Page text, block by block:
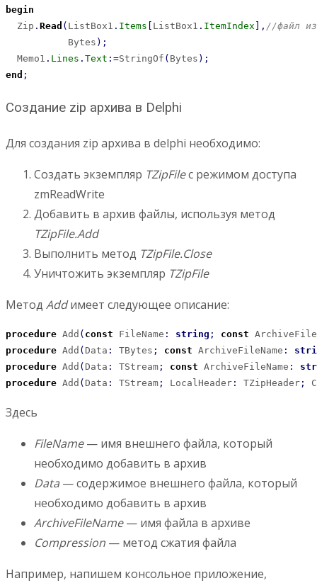
begin
  Zip
. Read ( ListBox1 . Items ListBox1 . ItemIndex , //файл
           Bytes
) ;
  Memo1
. Lines . Text : =StringOf ( Bytes ) ;
end ;
Создание zip архива в Delphi
Для создания zip архива в delphi необходимо:
Создать экземпляр TZipFileс режимом доступа
zmReadWrite
Добавить в архив файлы, используя метод
TZipFile.Add
Выполнить метод TZipFile.Close
Уничтожить экземпляр TZipFile
Метод Addимеет следующее описание:
procedure Add ( const FileName : string ; const
procedure Add ( Data : TBytes ; const ArchiveFileName :
procedure Add ( Data : TStream ; const ArchiveFileName :
procedure Add ( Data : TStream ; LocalHeader : TZipHeader ;
Здесь
FileName— имя внешнего файла, который
необходимо добавить в архив
Data — содержимое внешнего файла, который
необходимо добавить в архив
ArchiveFileName— имя файла в архиве
Compression — метод сжатия файла
Например, напишем консольное приложение,